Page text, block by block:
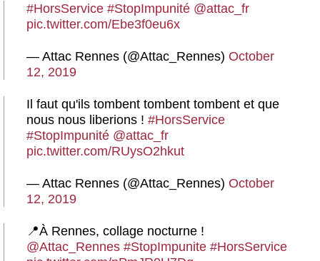
#HorsService #StopImpunité @attac_fr
pic.twitter.com/Ebe3f0eu6x
— Attac Rennes (@Attac_Rennes) October
12, 2019
Il faut qu'ils tombent tombent tombent et que
nous nous liberions ! #HorsService
#StopImpunité @attac_fr
pic.twitter.com/RUysO2hkut
— Attac Rennes (@Attac_Rennes) October
12, 2019
📍À Rennes, collage nocturne !
@Attac_Rennes #StopImpunite #HorsService